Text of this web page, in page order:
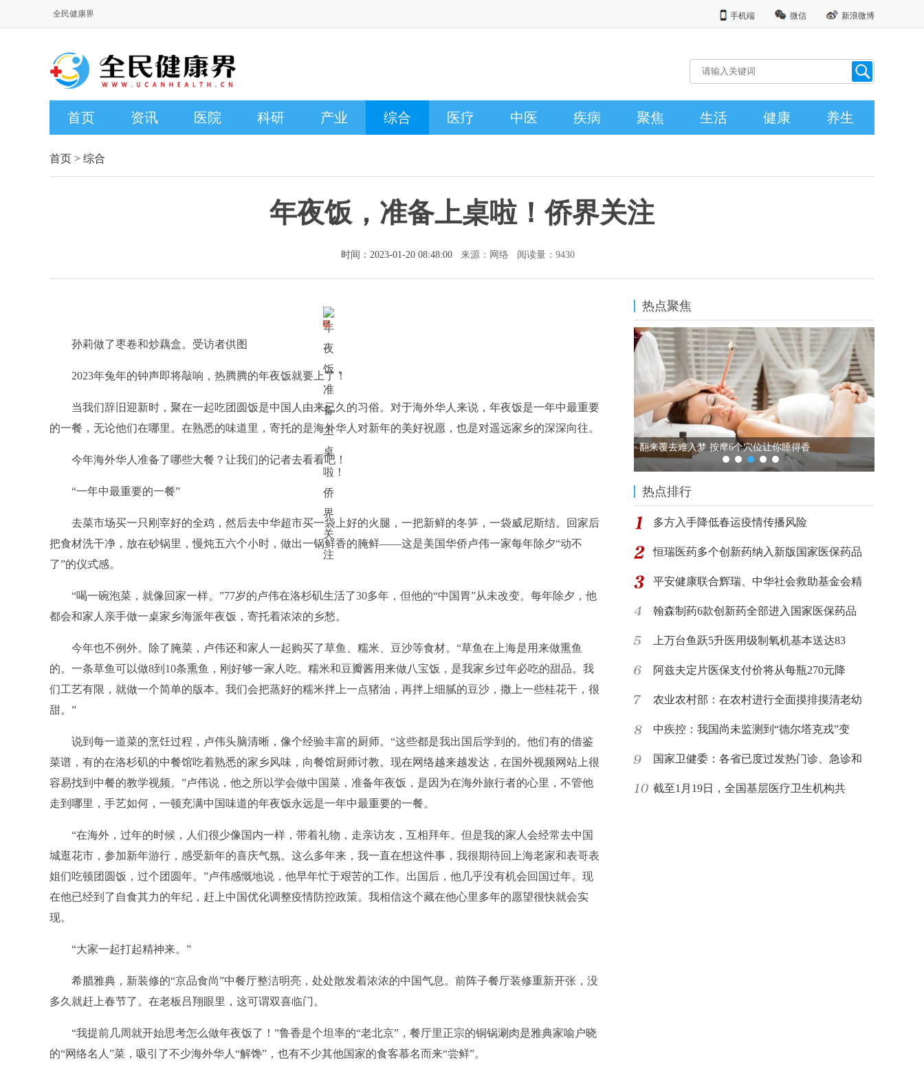
全民健康界 手机端 微信 新浪微博
首页 资讯 医院 科研 产业 综合 医疗 中医 疾病 聚焦 生活 健康 养生
首页 > 综合
年夜饭，准备上桌啦！侨界关注
时间：2023-01-20 08:48:00 来源：网络 阅读量：9430
孙莉做了枣卷和炒藕盒。受访者供图
2023年兔年的钟声即将敲响，热腾腾的年夜饭就要上了！
当我们辞旧迎新时，聚在一起吃团圆饭是中国人由来已久的习俗。对于海外华人来说，年夜饭是一年中最重要
的一餐，无论他们在哪里。在熟悉的味道里，寄托的是海外华人对新年的美好祝愿，也是对遥远家乡的深深向往。
今年海外华人准备了哪些大餐？让我们的记者去看看吧！
“一年中最重要的一餐”
去菜市场买一只刚宰好的全鸡，然后去中华超市买一袋上好的火腿，一把新鲜的冬笋，一袋威尼斯结。回家后
把食材洗干净，放在砂锅里，慢炖五六个小时，做出一锅鲜香的腌鲜——这是美国华侨卢伟一家每年除夕“动不
了”的仪式感。
“喝一碗泡菜，就像回家一样。”77岁的卢伟在洛杉矶生活了30多年，但他的“中国胃”从未改变。每年除夕，他
都会和家人亲手做一桌家乡海派年夜饭，寄托着浓浓的乡愁。
今年也不例外。除了腌菜，卢伟还和家人一起购买了草鱼、糯米、豆沙等食材。“草鱼在上海是用来做熏鱼
的。一条草鱼可以做8到10条熏鱼，刚好够一家人吃。糯米和豆瓣酱用来做八宝饭，是我家乡过年必吃的甜品。我
们工艺有限，就做一个简单的版本。我们会把蒸好的糯米拌上一点猪油，再拌上细腻的豆沙，撒上一些桂花干，很
甜。”
说到每一道菜的烹饪过程，卢伟头脑清晰，像个经验丰富的厨师。“这些都是我出国后学到的。他们有的借鉴
菜谱，有的在洛杉矶的中餐馆吃着熟悉的家乡风味，向餐馆厨师讨教。现在网络越来越发达，在国外视频网站上很
容易找到中餐的教学视频。”卢伟说，他之所以学会做中国菜，准备年夜饭，是因为在海外旅行者的心里，不管他
走到哪里，手艺如何，一顿充满中国味道的年夜饭永远是一年中最重要的一餐。
“在海外，过年的时候，人们很少像国内一样，带着礼物，走亲访友，互相拜年。但是我的家人会经常去中国
城逛花市，参加新年游行，感受新年的喜庆气氛。这么多年来，我一直在想这件事，我很期待回上海老家和表哥表
姐们吃顿团圆饭，过个团圆年。”卢伟感慨地说，他早年忙于艰苦的工作。出国后，他几乎没有机会回国过年。现
在他已经到了自食其力的年纪，赶上中国优化调整疫情防控政策。我相信这个藏在他心里多年的愿望很快就会实
现。
“大家一起打起精神来。”
希腊雅典，新装修的“京品食尚”中餐厅整洁明亮，处处散发着浓浓的中国气息。前阵子餐厅装修重新开张，没
多久就赶上春节了。在老板吕翔眼里，这可谓双喜临门。
“我提前几周就开始思考怎么做年夜饭了！”鲁香是个坦率的“老北京”，餐厅里正宗的铜锅涮肉是雅典家喻户晓
的“网络名人”菜，吸引了不少海外华人“解馋”，也有不少其他国家的食客慕名而来“尝鲜”。
热点聚焦
平安健康联合辉瑞、中华社会救助基金会精准救助血 翻来覆去难入梦 按摩6个穴位让你睡得香
热点排行
多方入手降低春运疫情传播风险
恒瑞医药多个创新药纳入新版国家医保药品
平安健康联合辉瑞、中华社会救助基金会精
翰森制药6款创新药全部进入国家医保药品
上万台鱼跃5升医用级制氧机基本送达83
阿兹夫定片医保支付价将从每瓶270元降
农业农村部：在农村进行全面摸排摸清老幼
中疾控：我国尚未监测到“德尔塔克戎”变
国家卫健委：各省已度过发热门诊、急诊和
截至1月19日，全国基层医疗卫生机构共